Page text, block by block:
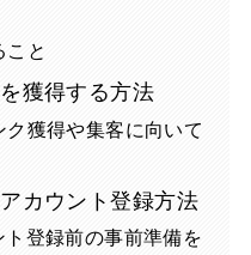
こと
獲得する方法
獲得や集客に向いて
カウント登録方法
ト登録前の事前準備を